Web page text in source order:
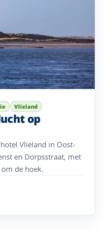
Vlieland
op
Vlieland in Oost-
en Dorpsstraat, met
de hoek.